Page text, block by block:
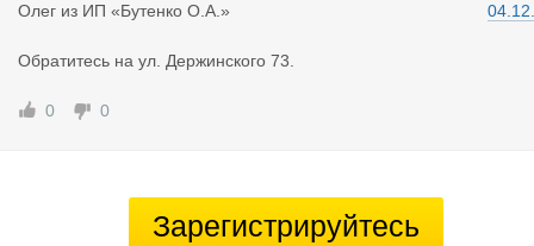
Олег из ИП «Бутенко О.А.»
Обратитесь на ул. Держинского 73.
0 0
Зарегистрируйтесь